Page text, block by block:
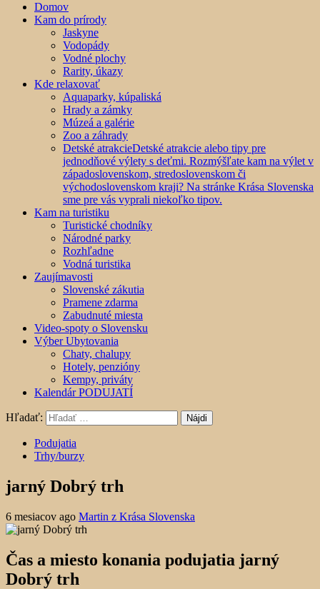
Domov
Kam do prírody
Jaskyne
Vodopády
Vodné plochy
Rarity, úkazy
Kde relaxovať
Aquaparky, kúpaliská
Hrady a zámky
Múzeá a galérie
Zoo a záhrady
Detské atrakcieDetské atrakcie alebo tipy pre
jednodňové výlety s deťmi. Rozmýšľate kam na výlet v
západoslovenskom, stredoslovenskom či
východoslovenskom kraji? Na stránke Krása Slovenska
sme pre vás vyprali niekoľko tipov.
Kam na turistiku
Turistické chodníky
Národné parky
Rozhľadne
Vodná turistika
Zaujímavosti
Slovenské zákutia
Pramene zdarma
Zabudnuté miesta
Video-spoty o Slovensku
Výber Ubytovania
Chaty, chalupy
Hotely, penzióny
Kempy, priváty
Kalendár PODUJATÍ
Hľadať:
Podujatia
Trhy/burzy
jarný Dobrý trh
6 mesiacov ago Martin z Krása Slovenska
Čas a miesto konania podujatia jarný
Dobrý trh